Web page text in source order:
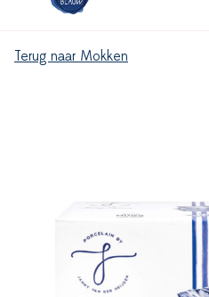
Terug naar Mokken